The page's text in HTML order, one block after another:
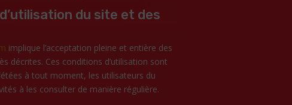
du site et des
implique l’acceptation pleine et entière des
décrites. Ces conditions d’utilisation sont
à tout moment, les utilisateurs du
à les consulter de manière régulière.